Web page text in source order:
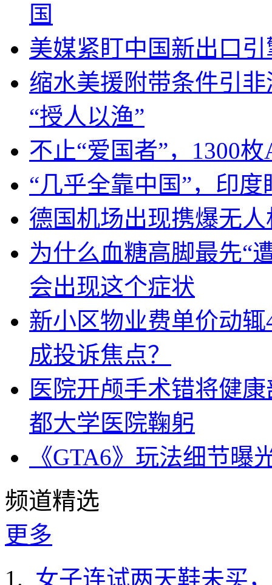
国
美媒紧盯中国新出口
缩水美援附带条件引
“授人以渔”
不止“爱国者”，1300
“几乎全靠中国”，印
德国机场出现携爆无
为什么血糖高脚最先“
会出现这个症状
新小区物业费单价动
成投诉焦点？
医院开颅手术错将健
都大学医院鞠躬
《GTA6》玩法细节
频道精选
更多
女子连试两天鞋未买